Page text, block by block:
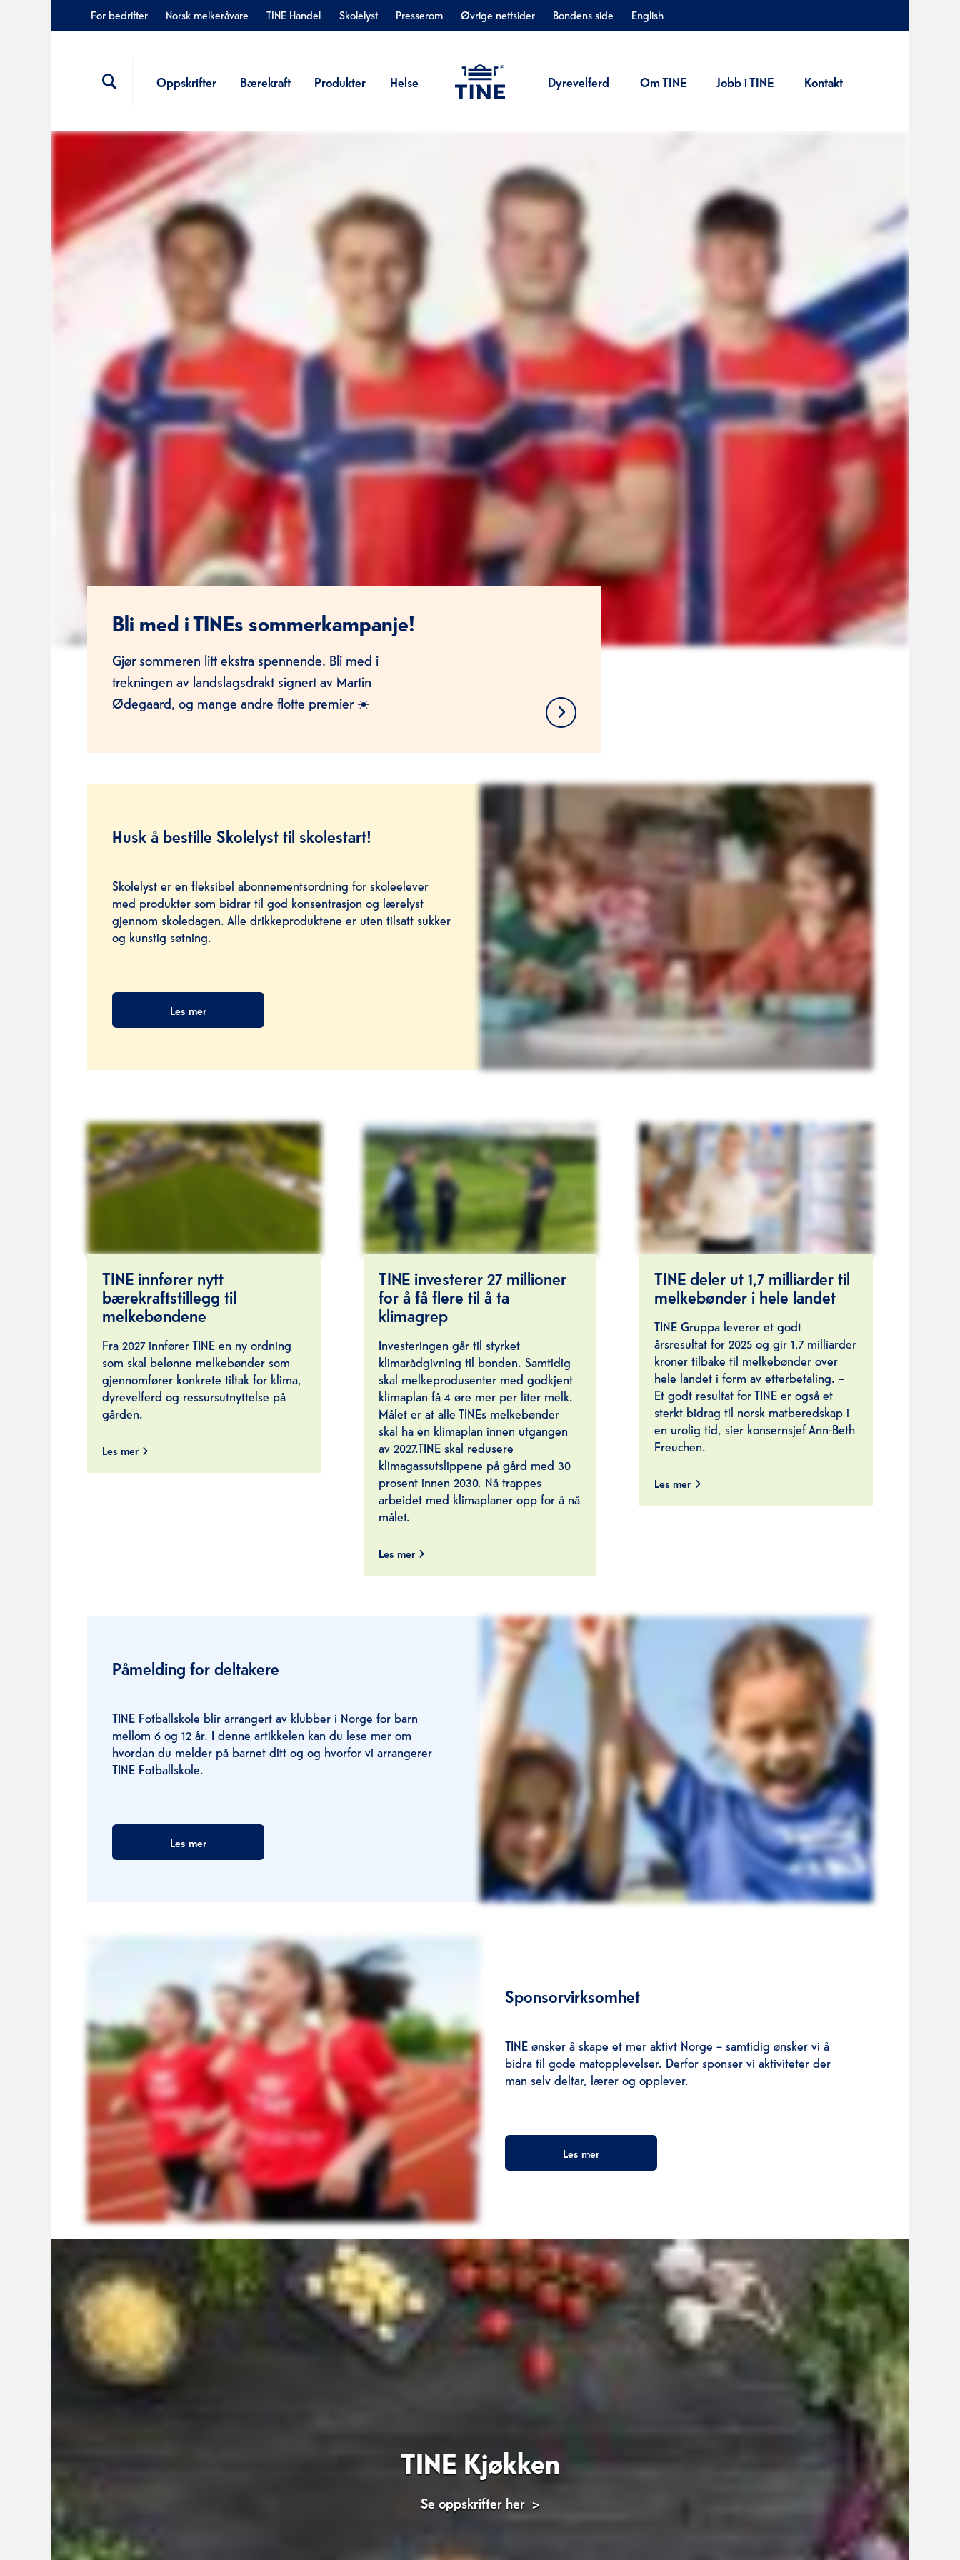
For bedrifter Norsk melkeråvare TINE Handel Skolelyst Presserom Øvrige nettsider Bondens side English
Oppskrifter Bærekraft Produkter Helse Dyrevelferd Om TINE Jobb i TINE Kontakt
Bli med i TINEs sommerkampanje!
Gjør sommeren litt ekstra spennende. Bli med i
trekningen av landslagsdrakt signert av Martin
Ødegaard, og mange andre flotte premier ☀️
Husk å bestille Skolelyst til skolestart!
Skolelyst er en fleksibel abonnementsordning for skoleelever
med produkter som bidrar til god konsentrasjon og lærelyst
gjennom skoledagen. Alle drikkeproduktene er uten tilsatt sukker
og kunstig søtning.
Les mer
TINE innfører nytt
bærekraftstillegg til
melkebøndene
Fra 2027 innfører TINE en ny ordning
som skal belønne melkebønder som
gjennomfører konkrete tiltak for klima,
dyrevelferd og ressursutnyttelse på
gården.
Les mer
TINE investerer 27 millioner
for å få flere til å ta
klimagrep
Investeringen går til styrket
klimarådgivning til bonden. Samtidig
skal melkeprodusenter med godkjent
klimaplan få 4 øre mer per liter melk.
Målet er at alle TINEs melkebønder
skal ha en klimaplan innen utgangen
av 2027.TINE skal redusere
klimagassutslippene på gård med 30
prosent innen 2030. Nå trappes
arbeidet med klimaplaner opp for å nå
målet.
Les mer
TINE deler ut 1,7 milliarder til
melkebønder i hele landet
TINE Gruppa leverer et godt
årsresultat for 2025 og gir 1,7 milliarder
kroner tilbake til melkebønder over
hele landet i form av etterbetaling. –
Et godt resultat for TINE er også et
sterkt bidrag til norsk matberedskap i
en urolig tid, sier konsernsjef Ann-Beth
Freuchen.
Les mer
Påmelding for deltakere
TINE Fotballskole blir arrangert av klubber i Norge for barn
mellom 6 og 12 år. I denne artikkelen kan du lese mer om
hvordan du melder på barnet ditt og og hvorfor vi arrangerer
TINE Fotballskole.
Les mer
Sponsorvirksomhet
TINE ønsker å skape et mer aktivt Norge – samtidig ønsker vi å
bidra til gode matopplevelser. Derfor sponser vi aktiviteter der
man selv deltar, lærer og opplever.
Les mer
TINE Kjøkken
Se oppskrifter her >